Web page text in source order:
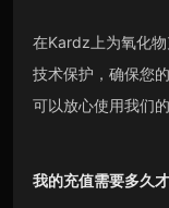
在Kardz上为氧化
技术保护，确保您
可以放心使用我们的
我的充值需要多久